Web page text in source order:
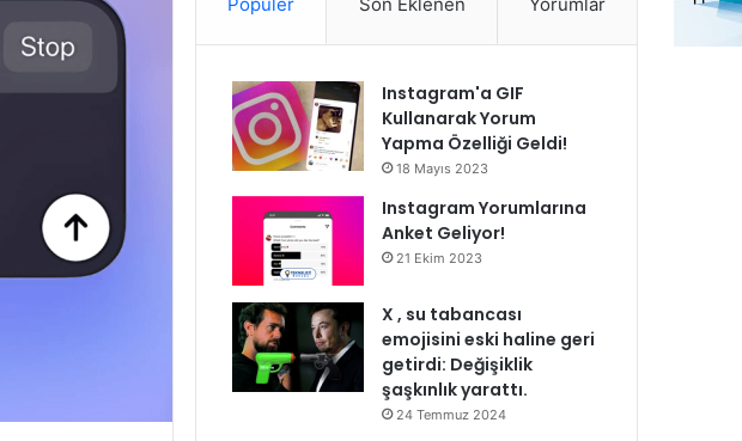
Instagram'a GIF
Kullanarak Yorum
Yapma Özelliği Geldi!
18 Mayıs 2023
Instagram Yorumlarına
Anket Geliyor!
21 Ekim 2023
X , su tabancası
emojisini eski haline geri
getirdi: Değişiklik
şaşkınlık yarattı.
24 Temmuz 2024